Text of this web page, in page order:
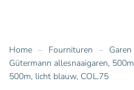
Home Fournituren Garen
Gütermann allesnaaigaren, 500m
500m, licht blauw, COL.75